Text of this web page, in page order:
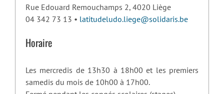
Rue Edouard Remouchamps 2, 4020 Liège
04 342 73 13 • latitudeludo.liege@solidaris.be
Horaire
Les mercredis de 13h30 à 18h00 et les premiers
samedis du mois de 10h00 à 17h00.